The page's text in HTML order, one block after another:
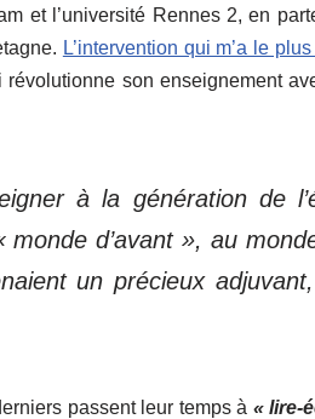
et l’université Rennes 2, en
L’intervention qui m’a le
révolutionne son enseignement
à la génération de
monde d’avant », au
un précieux
passent leur temps à « lire-